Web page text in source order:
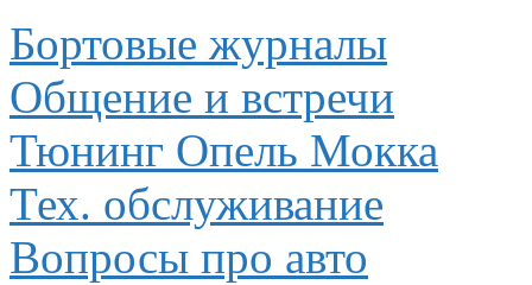
Бортовые журналы
Общение и встречи
Тюнинг Опель Мокка
Тех. обслуживание
Вопросы про авто